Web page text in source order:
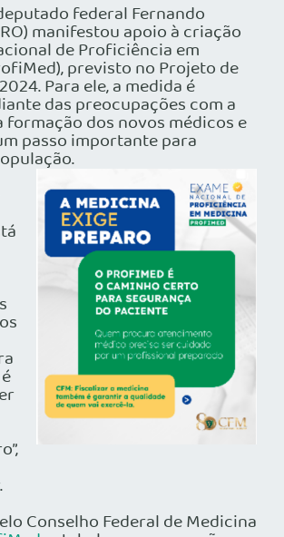
federal Fernando
manifestou apoio à criação
de Proficiência em
previsto no Projeto de
Para ele, a medida é
das preocupações com a
formação dos novos médicos e
passo importante para
Conselho Federal de Medicina